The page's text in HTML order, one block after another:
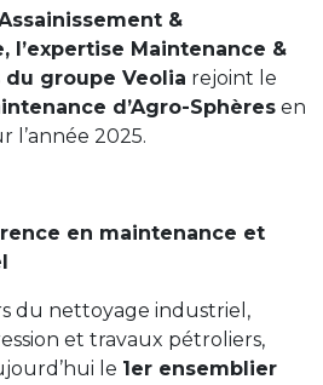
&
l’expertise Maintenance &
groupe Veolia rejoint le
d’Agro-Sphères en
l’année 2025.
en maintenance et
du nettoyage industriel,
et travaux pétroliers,
le 1er ensemblier